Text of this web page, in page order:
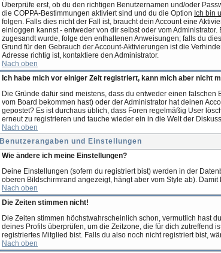
Überprüfe erst, ob du den richtigen Benutzernamen und/oder
die COPPA-Bestimmungen aktiviert sind und du die Option Ich bin
folgen. Falls dies nicht der Fall ist, braucht dein Account eine
einloggen kannst - entweder von dir selbst oder vom
zugesandt wurde, folge den enthaltenen Anweisungen; falls du
Grund für den Gebrauch der Account-Aktivierungen ist die
Adresse richtig ist, kontaktiere den Administrator.
Nach oben
Ich habe mich vor einiger Zeit registriert, kann mich aber nicht
Die Gründe dafür sind meistens, dass du entweder einen
vom Board bekommen hast) oder der Administrator hat deinen
gepostet? Es ist durchaus üblich, dass Foren regelmäßig User
erneut zu registrieren und tauche wieder ein in die Welt der
Nach oben
Benutzerangaben und Einstellungen
Wie ändere ich meine Einstellungen?
Deine Einstellungen (sofern du registriert bist) werden in der
oberen Bildschirmrand angezeigt, hängt aber vom Style ab).
Nach oben
Die Zeiten stimmen nicht!
Die Zeiten stimmen höchstwahrscheinlich schon, vermutlich hast
deines Profils überprüfen, um die Zeitzone, die für dich zutreffend
registriertes Mitglied bist. Falls du also noch nicht registriert bist,
Nach oben